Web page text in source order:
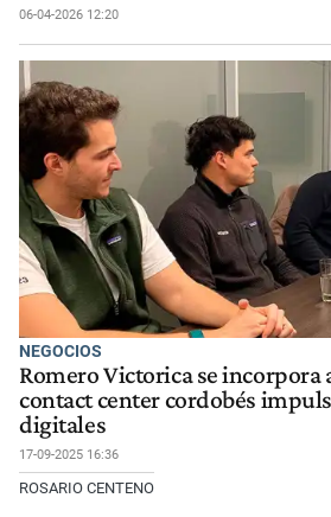
06-04-2026 12:20
NEGOCIOS
Romero Victorica se incorpora
contact center cordobés
digitales
17-09-2025 16:36
ROSARIO CENTENO